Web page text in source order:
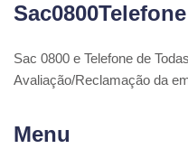
Sac0800Telefone
Sac 0800 e Telefone de
Avaliação/Reclamação da
Menu